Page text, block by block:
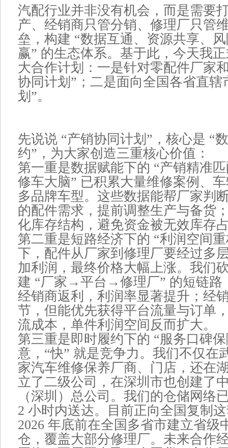
汽配行业并非没有机会，而是需要
产、经销商只管分销、修理厂只管
垒，构建 “数据互通、资源共享、
赢” 的生态体系。基于此，今天我
大合作计划：一是针对零配件厂家
协同计划”；二是面向全国各省直辖
划”。
先说说 “产销协同计划”，核心是 “
约”，为大家创造三重核心价值：
第一重是数据赋能下的 “产销精准
修车大脑” 已积累大量维修案例、
多品牌车型。这些数据能帮厂家判
的配件需求，提前调整生产与备货
化库存结构，避免资金被无效库存
第二重是短路经济下的 “利润空间
下，配件从厂家到修理厂要经过多
加利润，最终价格大幅上涨。我们
建 “厂家→平台→修理厂” 的短链路
经销商返利，利润率显著提升；经
节，但能优先获得平台流量与订单
流成本，单件利润空间反而扩大。
第三重是即时履约下的 “服务口碑
意，“快” 就是竞争力。我们不仅在
家汽车维修保养厂商、门店，还在
立了二级公司，在深圳市也创建了
（深圳）总公司。我们的仓储网络
2 小时内送达。目前正向全国复制
2026 年底前在全国多省市建立省级
仓，覆盖大部分修理厂。未来合作